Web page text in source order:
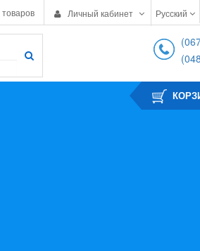
Личный кабинет Русский